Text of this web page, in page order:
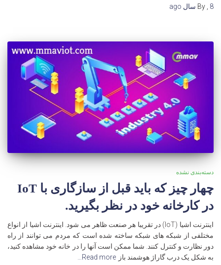
By
8 سال
دسته‌بندی نشده
چهار چیز که باید قبل از سازگاری با IoT
در کارخانه خود در نظر بگیرید.
اینترنت اشیا (IoT) در تقریبا هر صنعت ظاهر می شود. اینترنت اشیا از انواع
مختلفی از شبکه های شبکه ساخته شده است که مردم می توانند از راه
دور نظارت و کنترل کنند. شما ممکن است آنها را در خانه خود مشاهده کنید،
به شکل یک درب گاراژ هوشمند باز Read more…